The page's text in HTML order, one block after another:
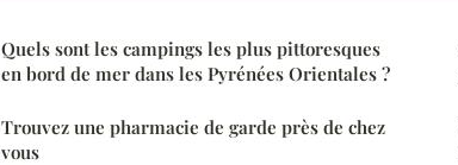
Quels sont les campings les plus pittoresques
en bord de mer dans les Pyrénées Orientales ?
Trouvez une pharmacie de garde près de chez
vous